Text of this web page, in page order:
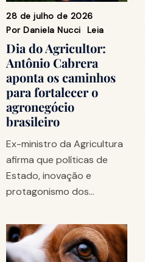
28 de julho de 2026
Por Daniela Nucci Leia
Dia do Agricultor:
Antônio Cabrera
aponta os caminhos
para fortalecer o
agronegócio
brasileiro
Ex-ministro da Agricultura
afirma que políticas de
Estado, inovação e
protagonismo dos…